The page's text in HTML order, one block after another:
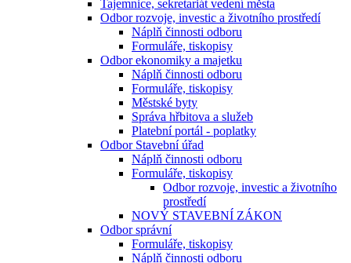
Tajemnice, sekretariát vedení města
Odbor rozvoje, investic a životního prostředí
Náplň činnosti odboru
Formuláře, tiskopisy
Odbor ekonomiky a majetku
Náplň činnosti odboru
Formuláře, tiskopisy
Městské byty
Správa hřbitova a služeb
Platební portál - poplatky
Odbor Stavební úřad
Náplň činnosti odboru
Formuláře, tiskopisy
Odbor rozvoje, investic a životního
prostředí
NOVÝ STAVEBNÍ ZÁKON
Odbor správní
Formuláře, tiskopisy
Náplň činnosti odboru